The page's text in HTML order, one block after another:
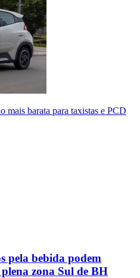
barata para taxistas e PCD
pela bebida podem
zona Sul de BH